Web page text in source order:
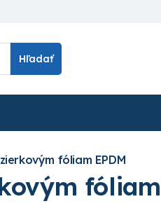
Hľadať
fóliam EPDM